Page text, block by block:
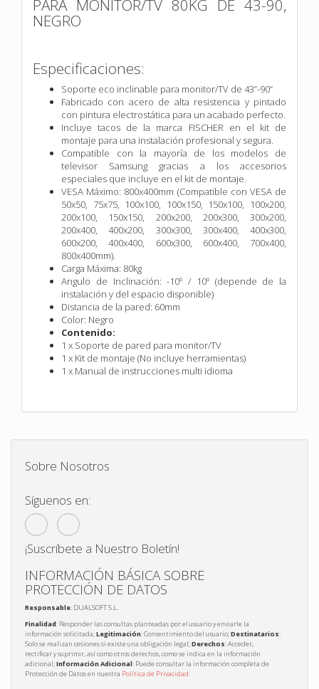
PARA MONITOR/TV 80KG DE 43-90,
NEGRO
Especificaciones:
Soporte eco inclinable para monitor/TV de 43”-90”
Fabricado con acero de alta resistencia y pintado
con pintura electrostática para un acabado perfecto.
Incluye tacos de la marca FISCHER en el kit de
montaje para una instalación profesional y segura.
Compatible con la mayoría de los modelos de
televisor Samsung gracias a los accesorios
especiales que incluye en el kit de montaje.
VESA Máximo: 800x400mm (Compatible con VESA de
50x50, 75x75, 100x100, 100x150, 150x100, 100x200,
200x100, 150x150, 200x200, 200x300, 300x200,
200x400, 400x200, 300x300, 300x400, 400x300,
600x200, 400x400, 600x300, 600x400, 700x400,
800x400mm).
Carga Máxima: 80kg
Angulo de Inclinación: -10º / 10º (depende de la
instalación y del espacio disponible)
Distancia de la pared: 60mm
Color: Negro
Contenido:
1 x Soporte de pared para monitor/TV
1 x Kit de montaje (No incluye herramientas)
1 x Manual de instrucciones multi idioma
Sobre Nosotros
Síguenos en:
¡Suscríbete a Nuestro Boletín!
INFORMACIÓN BÁSICA SOBRE
PROTECCIÓN DE DATOS
Responsable: DUALSOFT S.L.
Finalidad: Responder las consultas planteadas por el usuario y enviarle la
información solicitada;Legitimación: Consentimiento del usuario;Destinatarios:
Solo se realizan cesiones si existe una obligación legal;Derechos: Acceder,
rectificar y suprimir, así como otros derechos, como se indica en la información
adicional;Información Adicional: Puede consultar la información completa de
Protección de Datos en nuestra Política de Privacidad.